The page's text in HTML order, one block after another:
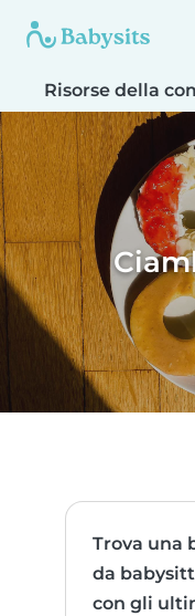
Risorse della
Trova una
da
con gli